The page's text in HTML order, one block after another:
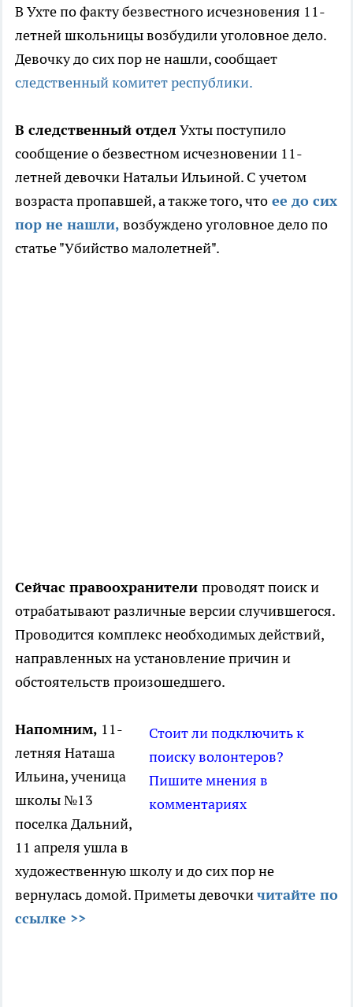
В Ухте по факту безвестного исчезновения 11-
летней школьницы возбудили уголовное дело.
Девочку до сих пор не нашли, сообщает
следственный комитет республики.
В следственный отдел Ухты поступило
сообщение о безвестном исчезновении 11-
летней девочки Натальи Ильиной. С учетом
возраста пропавшей, а также того, что ее до сих
пор не нашли, возбуждено уголовное дело по
статье "Убийство малолетней".
Сейчас правоохранители проводят поиск и
отрабатывают различные версии случившегося.
Проводится комплекс необходимых действий,
направленных на установление причин и
обстоятельств произошедшего.
Стоит ли подключить к
поиску волонтеров?
Пишите мнения в
комментариях
Напомним, 11-
летняя Наташа
Ильина, ученица
школы №13
поселка Дальний,
11 апреля ушла в
художественную школу и до сих пор не
вернулась домой. Приметы девочкичитайте по
ссылке >>